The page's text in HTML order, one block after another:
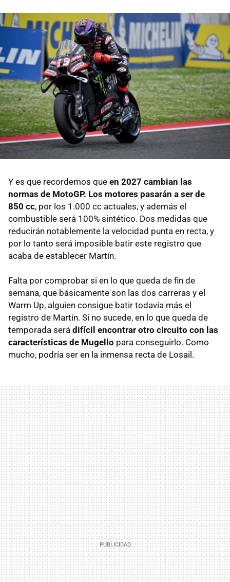
Y es que recordemos que en 2027 cambian las
normas de MotoGP. Los motores pasarán a ser de
850 cc, por los 1.000 cc actuales, y además el
combustible será 100% sintético. Dos medidas que
reducirán notablemente la velocidad punta en recta, y
por lo tanto será imposible batir este registro que
acaba de establecer Martín.
Falta por comprobar si en lo que queda de fin de
semana, que básicamente son las dos carreras y el
Warm Up, alguien consigue batir todavía más el
registro de Martín. Si no sucede, en lo que queda de
temporada será difícil encontrar otro circuito con las
características de Mugello para conseguirlo. Como
mucho, podría ser en la inmensa recta de Losail.